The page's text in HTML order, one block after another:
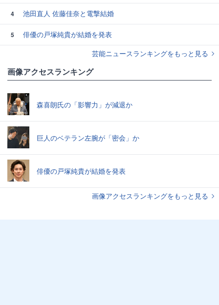
4 池田直人 佐藤佳奈と電撃結婚
5
俳優の戸塚純貴が結婚を発表
芸能ニュースランキングをもっと見る
画像アクセスランキング
森喜朗氏の「影響力」が減退か
巨人のベテラン左腕が「密会」か
俳優の戸塚純貴が結婚を発表
画像アクセスランキングをもっと見る